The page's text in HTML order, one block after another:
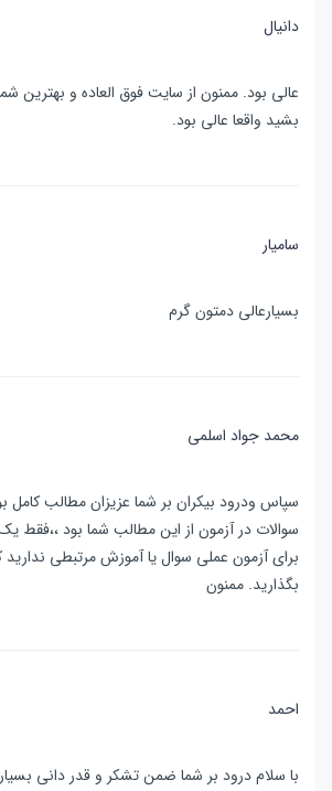
دانیال
عالی بود. ممنون از سایت فوق العاده و بهترین
بشید واقعا عالی بود.
سامیار
بسیارعالی دمتون گرم
محمد جواد اسلمی
سوالات در آزمون از این مطالب شما بود ،،فقط
برای آزمون عملی سوال یا آموزش مرتبطی ندارید
بگذارید. ممنون
احمد
با سلام درود بر شما ضمن تشکر و قدر دانی بسیار